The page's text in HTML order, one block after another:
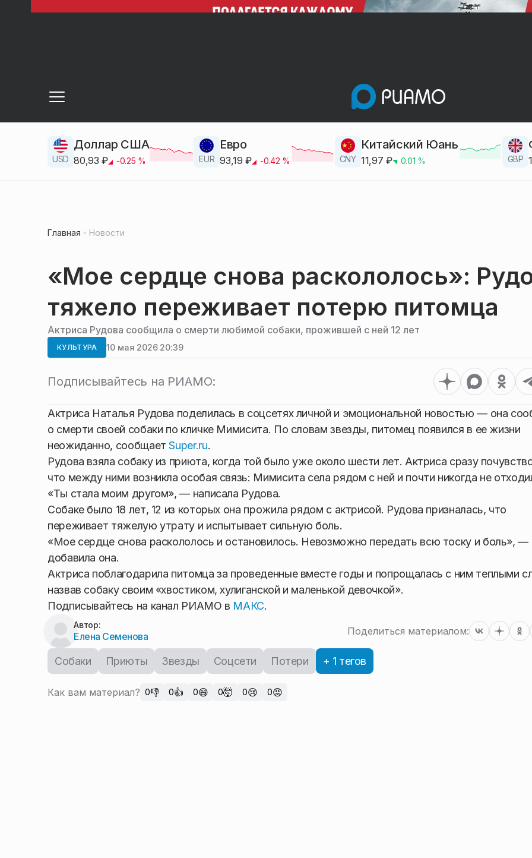
USD
Доллар США
80,93 ₽ -0.25 % EUR
Евро
93,19 ₽ -0.42 % CNY
Китайский Юань
11,97 ₽ 0.01 % GBP
Главная Новости
«Мое сердце снова раскололось»:
тяжело переживает потерю питомца
Актриса Рудова сообщила о смерти любимой собаки, прожившей с ней 12 лет
КУЛЬТУРА 10 мая 2026 20:39
Подписывайтесь на РИАМО:
Актриса Наталья Рудова поделилась в соцсетях личной и эмоциональной новостью — она
о смерти своей собаки по кличке Мимисита. По словам звезды, питомец появился в ее жизни
неожиданно, сообщаетSuper.ru.
Рудова взяла собаку из приюта, когда той было уже около шести лет. Актриса сразу
что между ними возникла особая связь: Мимисита села рядом с ней и почти никогда не
«Ты стала моим другом», — написала Рудова.
Собаке было 18 лет, 12 из которых она прожила рядом с актрисой. Рудова призналась, что
переживает тяжелую утрату и испытывает сильную боль.
«Мое сердце снова раскололось и остановилось. Невозможно передать всю тоску и боль», —
добавила она.
Актриса поблагодарила питомца за проведенные вместе годы и попрощалась с ним теплыми
назвав собаку своим «хвостиком, хулиганской и маленькой девочкой».
Подписывайтесь на канал РИАМО в МАКС.
Автор:
Елена Семенова Поделиться материалом:
Собаки Приюты Звезды Соцсети Потери + 1 тегов
Как вам материал? 0👎 0👍 0😄 0🤯 0😢 0😡